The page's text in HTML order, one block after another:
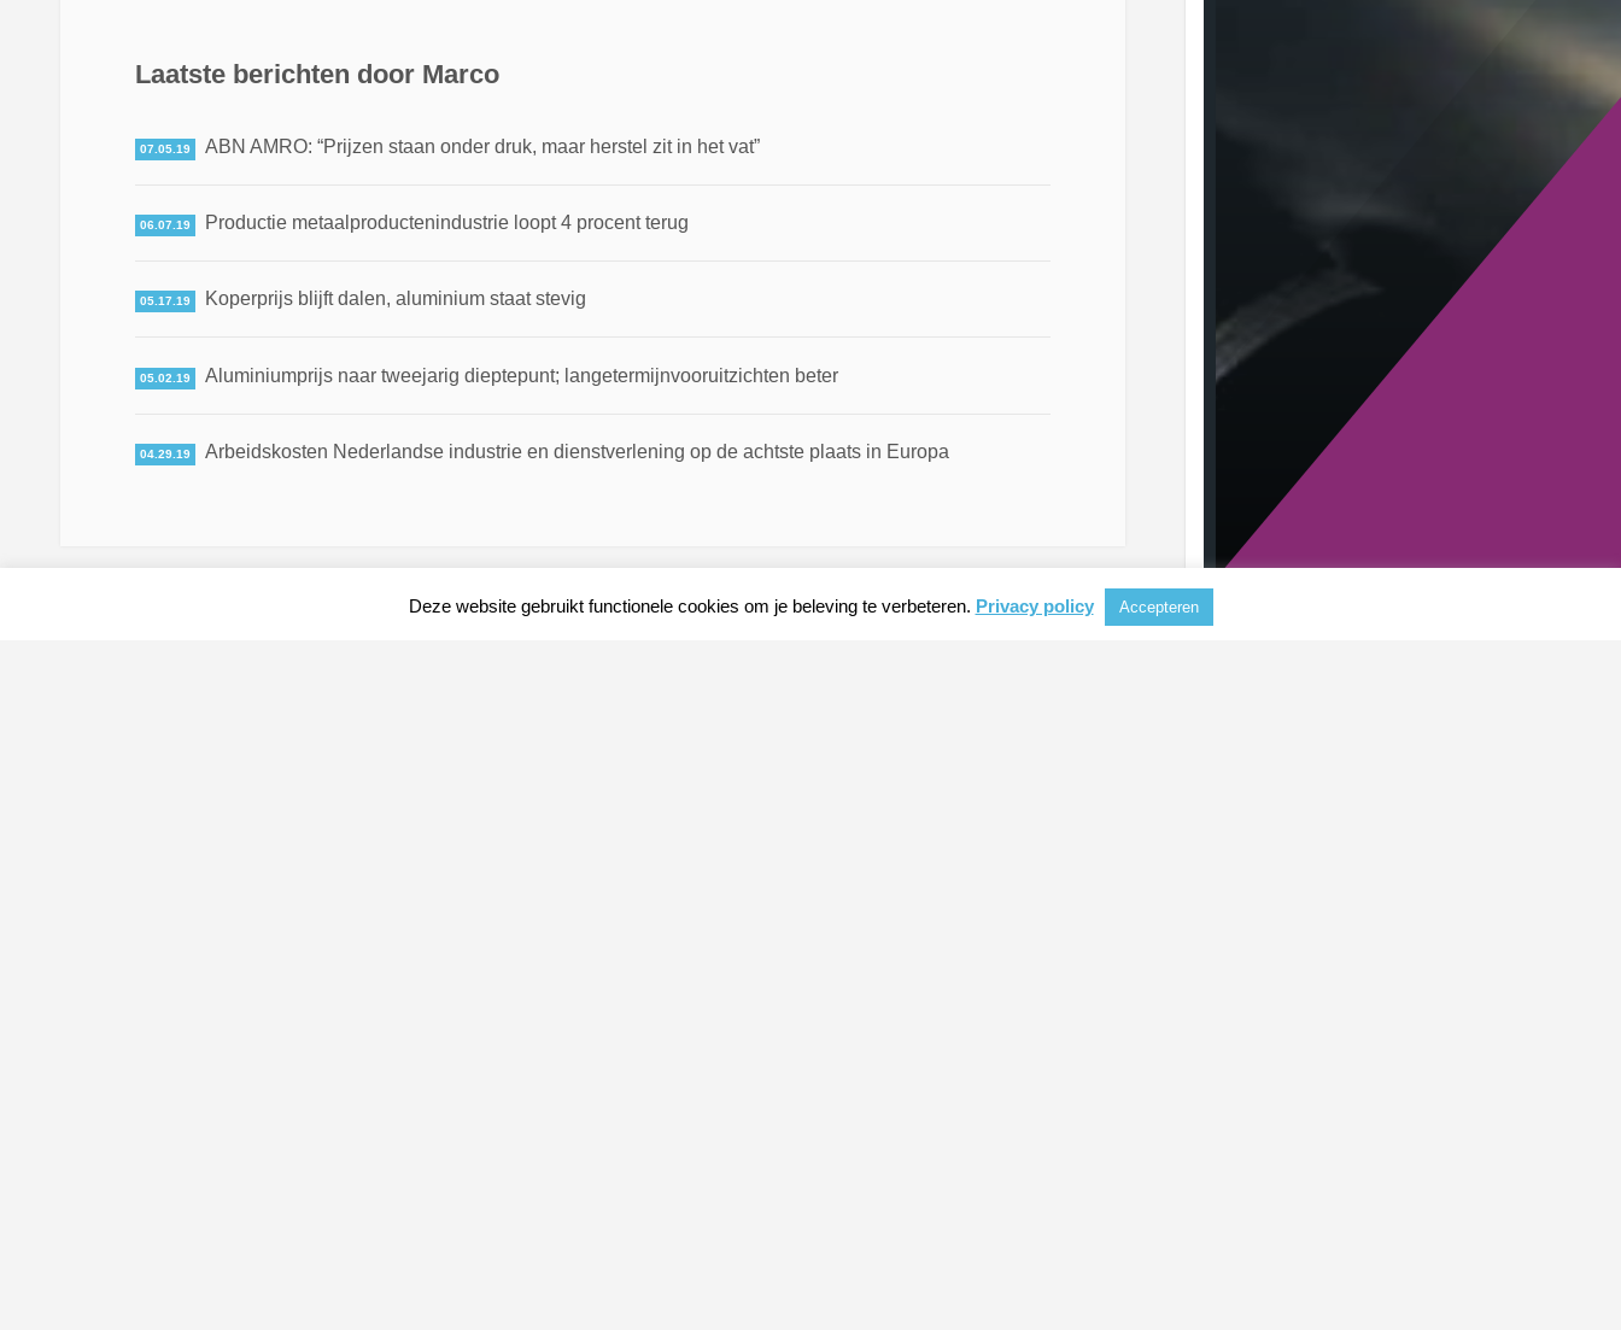
Laatste berichten door Marco
07.05.19 ABN AMRO: “Prijzen staan onder druk, maar herstel zit in het vat”
06.07.19 Productie metaalproductenindustrie loopt 4 procent terug
05.17.19 Koperprijs blijft dalen, aluminium staat stevig
05.02.19 Aluminiumprijs naar tweejarig dieptepunt; langetermijnvooruitzichten beter
04.29.19 Arbeidskosten Nederlandse industrie en dienstverlening op de achtste plaats in Europa
Deze website gebruikt functionele cookies om je beleving te verbeteren. Privacy policy Accepteren